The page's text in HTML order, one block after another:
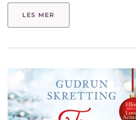
LES MER